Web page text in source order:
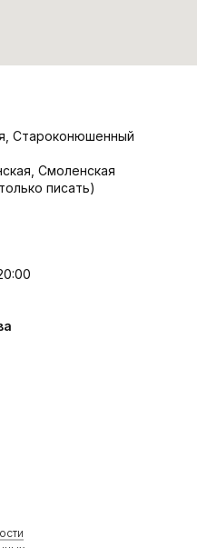
Староконюшенный
Смоленская
писать)